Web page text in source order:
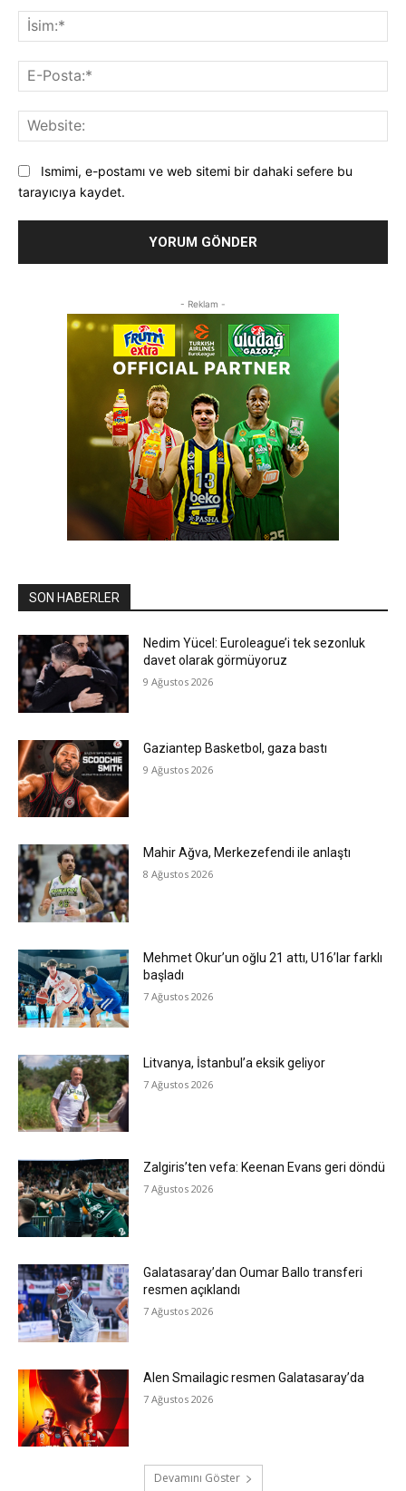
Ismimi, e-postamı ve web sitemi bir dahaki sefere bu
tarayıcıya kaydet.
- Reklam -
SON HABERLER
Nedim Yücel: Euroleague’i tek sezonluk
davet olarak görmüyoruz
9 Ağustos 2026
Gaziantep Basketbol, gaza bastı
9 Ağustos 2026
Mahir Ağva, Merkezefendi ile anlaştı
8 Ağustos 2026
Mehmet Okur’un oğlu 21 attı, U16’lar farklı
başladı
7 Ağustos 2026
Litvanya, İstanbul’a eksik geliyor
7 Ağustos 2026
Zalgiris’ten vefa: Keenan Evans geri döndü
7 Ağustos 2026
Galatasaray’dan Oumar Ballo transferi
resmen açıklandı
7 Ağustos 2026
Alen Smailagic resmen Galatasaray’da
7 Ağustos 2026
Devamını Göster